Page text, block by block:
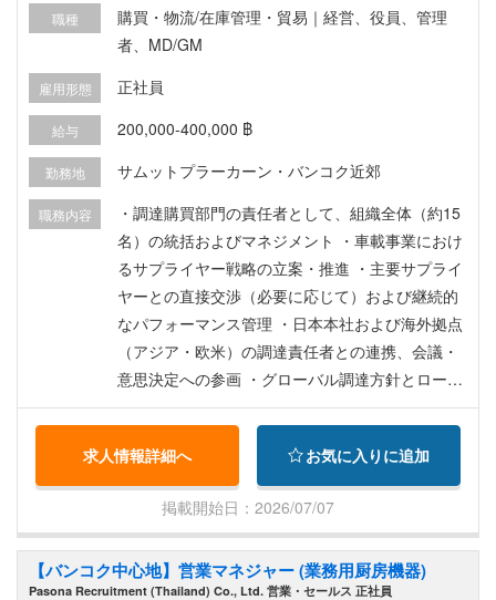
職種
購買・物流/在庫管理・貿易｜経営、役員、管理
者、MD/GM
雇用形態 正社員
給与 200,000-400,000 ฿
勤務地 サムットプラーカーン・バンコク近郊
職務内容
・調達購買部門の責任者として、組織全体（約15
名）の統括およびマネジメント ・車載事業におけ
るサプライヤー戦略の立案・推進 ・主要サプライ
ヤーとの直接交渉（必要に応じて）および継続的
なパフォーマンス管理 ・日本本社および海外拠点
（アジア・欧米）の調達責任者との連携、会議・
意思決定への参画 ・グローバル調達方針とローカ
ル戦略の整合・最適化、商流再構築の推進 ・必要
に応じた海外出張および現地サプライヤー対応
（中国・インド等）
求人情報詳細へ お気に入りに追加
掲載開始日：2026/07/07
【バンコク中心地】営業マネジャー (業務用厨房機器)
Pasona Recruitment (Thailand) Co., Ltd. 営業・セールス 正社員